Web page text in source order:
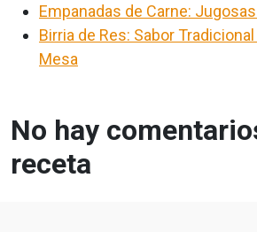
Empanadas de Carne:
Birria de Res: Sabor
Mesa
No hay
receta